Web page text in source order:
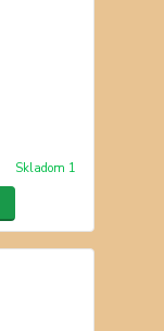
Skladom 1